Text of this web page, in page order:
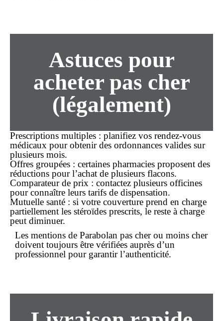
Astuces pour
acheter pas cher
(légalement)
Prescriptions multiples : planifiez vos rendez-vous
médicaux pour obtenir des ordonnances valides sur
plusieurs mois.
Offres groupées : certaines pharmacies proposent des
réductions pour l’achat de plusieurs flacons.
Comparateur de prix : contactez plusieurs officines
pour connaître leurs tarifs de dispensation.
Mutuelle santé : si votre couverture prend en charge
partiellement les stéroïdes prescrits, le reste à charge
peut diminuer.
Les mentions de Parabolan pas cherou moins cher
doivent toujours être vérifiées auprès d’un
professionnel pour garantir l’authenticité.